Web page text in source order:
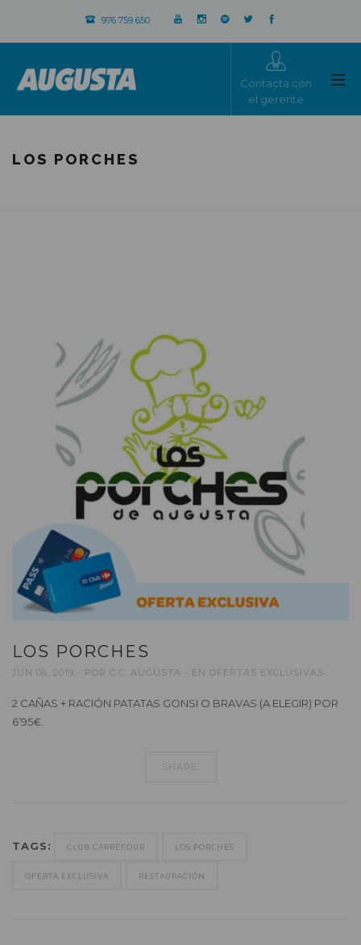
976 759 650
Contacta con
el gerente
LOS PORCHES
LOS PORCHES
JUN 06, 2019 POR C.C. AUGUSTA EN OFERTAS EXCLUSIVAS
2 CAÑAS + RACIÓN PATATAS GONSI O BRAVAS (A ELEGIR) POR
6’95€.
SHARE:
TAGS: CLUB CARREFOUR LOS PORCHES
OFERTA EXCLUSIVA RESTAURACIÓN